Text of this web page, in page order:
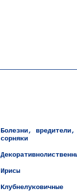
Болезни, вредители,
сорняки
Ирисы
Клубнелуковичные